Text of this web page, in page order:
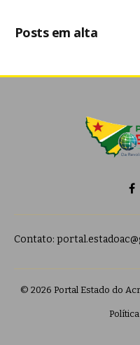
Posts em alta
Contato:
© 2026 Portal Estado do